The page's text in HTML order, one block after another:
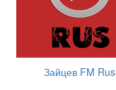
Зайцев FM Rus